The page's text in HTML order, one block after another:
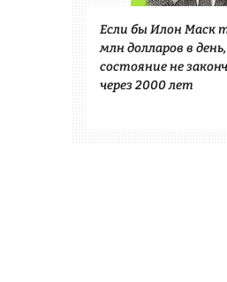
Если бы Илон Маск
млн долларов в день,
состояние не
через 2000 лет